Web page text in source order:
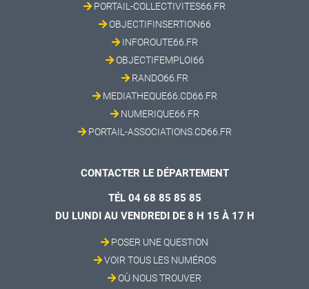
PORTAIL-COLLECTIVITES66.FR
OBJECTIFINSERTION66
INFOROUTE66.FR
OBJECTIFEMPLOI66
RANDO66.FR
MEDIATHEQUE66.CD66.FR
NUMERIQUE66.FR
PORTAIL-ASSOCIATIONS.CD66.FR
CONTACTER LE DÉPARTEMENT
TÉL 04 68 85 85 85
DU LUNDI AU VENDREDI DE 8 H 15 À 17 H
POSER UNE QUESTION
VOIR TOUS LES NUMÉROS
OÙ NOUS TROUVER